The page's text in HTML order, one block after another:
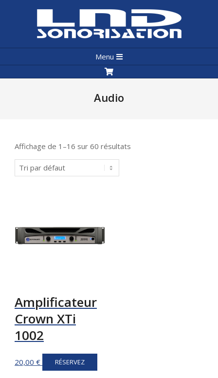
LND
Sonorisation
Navigation
Menu
Menu
Audio
Affichage de 1–16 sur 60 résultats
Amplificateur
Crown XTi
1002
20,00 € RÉSERVEZ